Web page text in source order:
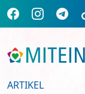
ARTIKEL